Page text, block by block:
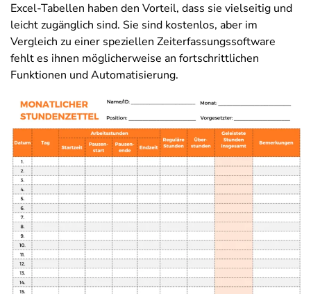
Excel-Tabellen haben den Vorteil, dass sie vielseitig und
leicht zugänglich sind. Sie sind kostenlos, aber im
Vergleich zu einer speziellen Zeiterfassungssoftware
fehlt es ihnen möglicherweise an fortschrittlichen
Funktionen und Automatisierung.